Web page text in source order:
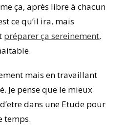
ça, après libre à chacun
ce qu’il ira, mais
préparer ça sereinement,
mais en travaillant
Je pense que le mieux
dans une Etude pour
temps.